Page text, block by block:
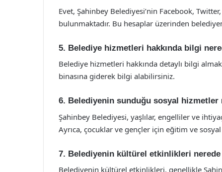
Evet, Şahinbey Belediyesi’nin Facebook,
bulunmaktadır. Bu hesaplar üzerinden
5. Belediye hizmetleri hakkında bilgi
Belediye hizmetleri hakkında detaylı bilgi
binasına giderek bilgi alabilirsiniz.
6. Belediyenin sunduğu sosyal hizmetler
Şahinbey Belediyesi, yaşlılar, engelliler ve
Ayrıca, çocuklar ve gençler için eğitim ve
7. Belediyenin kültürel etkinlikleri
Belediyenin kültürel etkinlikleri, genellikle